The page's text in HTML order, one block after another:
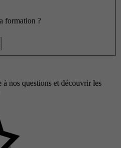
formation ?
nos questions et découvrir les